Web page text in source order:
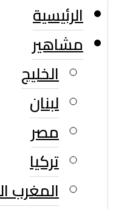
الرئيسية
مشاهير
الخليج
لبنان
مصر
تركيا
المغرب